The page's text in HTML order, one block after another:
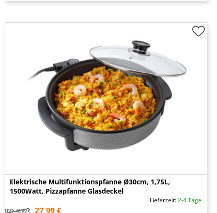
Elektrische Multifunktionspfanne Ø30cm, 1,75L,
1500Watt, Pizzapfanne Glasdeckel
Lieferzeit:2-4 Tage
UVP 46,99 € 27,99 €